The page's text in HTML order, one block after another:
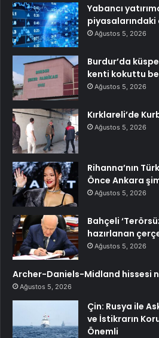
Yabancı
piyasalarındaki
Ağustos 5, 2026
Burdur’da
kenti kokuttu
Ağustos 5, 2026
Kırklareli’de
Ağustos 5, 2026
Rihanna’nın
Önce Ankara
Ağustos 5, 2026
Bahçeli
hazırlanan
Ağustos 5, 2026
Archer-Daniels-Midland hissesi
Ağustos 5, 2026
Çin: Rusya ile
ve İstikrarın
Önemli